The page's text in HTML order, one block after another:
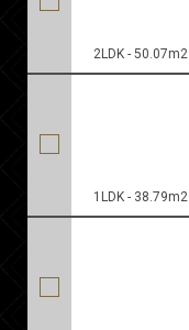
2LDK - 50.07m2
1LDK - 38.79m2